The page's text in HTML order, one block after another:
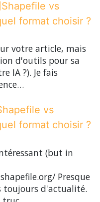
vs
format choisir ?
votre article, mais
d'outils pour sa
IA ?). Je fais
vs
format choisir ?
(but in
Presque
toujours d'actualité.